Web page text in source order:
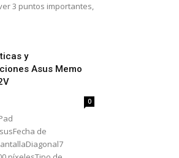
3 puntos importantes,
y
Asus Memo
0
de